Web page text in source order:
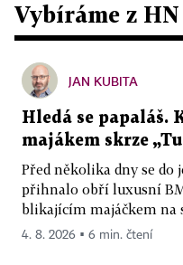
Vybíráme z HN
JAN KUBITA
Hledá se papaláš.
majákem skrze
Před několika dny se do
přihnalo obří luxusní
blikajícím majáčkem na
4. 8. 2026 ▪ 6 min. čtení